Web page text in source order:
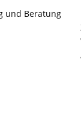
und Beratung